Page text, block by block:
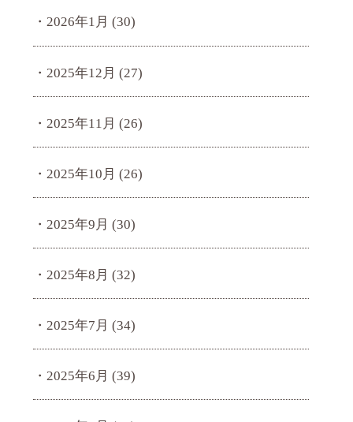
2026年1月 (30)
2025年12月 (27)
2025年11月 (26)
2025年10月 (26)
2025年9月 (30)
2025年8月 (32)
2025年7月 (34)
2025年6月 (39)